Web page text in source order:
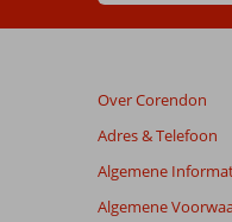
zijn
dan
worden
niet
meer
Over Corendon
Adres & Telefoon
Algemene
Algemene